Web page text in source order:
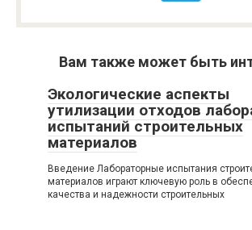
Вам также может быть
Экологические аспекты
утилизации отходов
испытаний строительных
материалов
Введение Лабораторные испытания
материалов играют ключевую роль в
качества и надежности строительных